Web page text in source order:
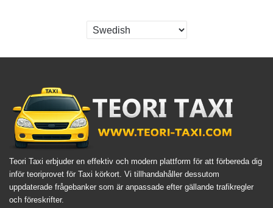
Teori Taxi erbjuder en effektiv och modern plattform för att förbereda dig
inför teoriprovet för Taxi körkort. Vi tillhandahåller dessutom
uppdaterade frågebanker som är anpassade efter gällande trafikregler
och föreskrifter.